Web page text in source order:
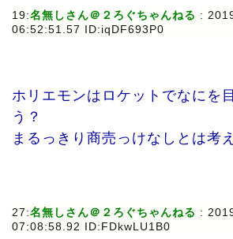
19:名無しさん＠２ろぐちゃんねる :
06:52:51.57 ID:iqDF693P0
ホリエモンはロケットでなにを
う？
まるっきり商売っけなしとは考
27:名無しさん＠２ろぐちゃんねる :
07:08:58.92 ID:FDkwLU1B0